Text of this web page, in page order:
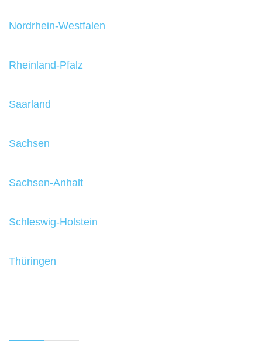
Nordrhein-Westfalen
Rheinland-Pfalz
Saarland
Sachsen
Sachsen-Anhalt
Schleswig-Holstein
Thüringen